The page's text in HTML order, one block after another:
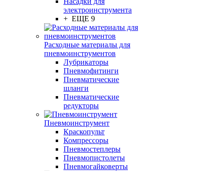
электроинструмента
+ ЕЩЕ 9
Расходные материалы для
пневмоинструментов
Лубрикаторы
Пневмофитинги
Пневматические
шланги
Пневматические
редукторы
Пневмоинструмент
Краскопульт
Компрессоры
Пневмостеплеры
Пневмопистолеты
Пневмогайковерты